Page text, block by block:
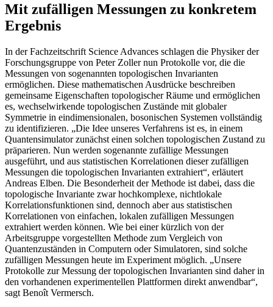
Mit zufälligen Messungen zu konkretem
Ergebnis
In der Fachzeitschrift Science Advances schlagen die Physiker der
Forschungsgruppe von Peter Zoller nun Protokolle vor, die die
Messungen von sogenannten topologischen Invarianten
ermöglichen. Diese mathematischen Ausdrücke beschreiben
gemeinsame Eigenschaften topologischer Räume und ermöglichen
es, wechselwirkende topologischen Zustände mit globaler
Symmetrie in eindimensionalen, bosonischen Systemen vollständig
zu identifizieren. „Die Idee unseres Verfahrens ist es, in einem
Quantensimulator zunächst einen solchen topologischen Zustand zu
präparieren. Nun werden sogenannte zufällige Messungen
ausgeführt, und aus statistischen Korrelationen dieser zufälligen
Messungen die topologischen Invarianten extrahiert“, erläutert
Andreas Elben. Die Besonderheit der Methode ist dabei, dass die
topologische Invariante zwar hochkomplexe, nichtlokale
Korrelationsfunktionen sind, dennoch aber aus statistischen
Korrelationen von einfachen, lokalen zufälligen Messungen
extrahiert werden können. Wie bei einer kürzlich von der
Arbeitsgruppe vorgestellten Methode zum Vergleich von
Quantenzuständen in Computern oder Simulatoren, sind solche
zufälligen Messungen heute im Experiment möglich. „Unsere
Protokolle zur Messung der topologischen Invarianten sind daher in
den vorhandenen experimentellen Plattformen direkt anwendbar“,
sagt Benoît Vermersch.